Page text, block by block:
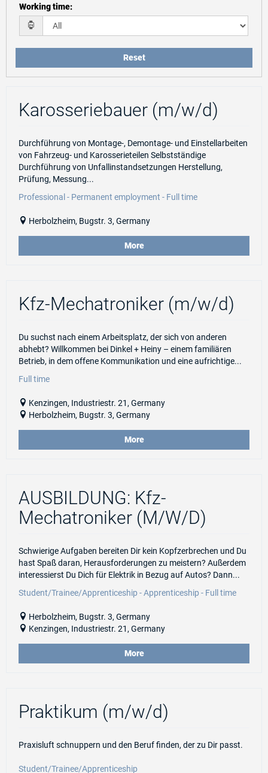
Working time:
Reset
Karosseriebauer (m/w/d)
Durchführung von Montage-, Demontage- und Einstellarbeiten
von Fahrzeug- und Karosserieteilen Selbstständige
Durchführung von Unfallinstandsetzungen Herstellung,
Prüfung, Messung...
Professional - Permanent employment - Full time
Herbolzheim, Bugstr. 3, Germany
More
Kfz-Mechatroniker (m/w/d)
Du suchst nach einem Arbeitsplatz, der sich von anderen
abhebt? Willkommen bei Dinkel + Heiny – einem familiären
Betrieb, in dem offene Kommunikation und eine aufrichtige...
Full time
Kenzingen, Industriestr. 21, Germany
Herbolzheim, Bugstr. 3, Germany
More
AUSBILDUNG: Kfz-
Mechatroniker (M/W/D)
Schwierige Aufgaben bereiten Dir kein Kopfzerbrechen und Du
hast Spaß daran, Herausforderungen zu meistern? Außerdem
interessierst Du Dich für Elektrik in Bezug auf Autos? Dann...
Student/Trainee/Apprenticeship - Apprenticeship - Full time
Herbolzheim, Bugstr. 3, Germany
Kenzingen, Industriestr. 21, Germany
More
Praktikum (m/w/d)
Praxisluft schnuppern und den Beruf finden, der zu Dir passt.
Student/Trainee/Apprenticeship